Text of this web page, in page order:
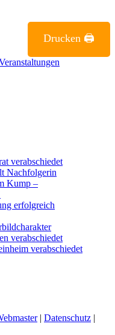
Drucken 🖨
verabschiedet
Nachfolgerin
Kump –
erfolgreich
verabschiedet
verabschiedet
| Datenschutz |